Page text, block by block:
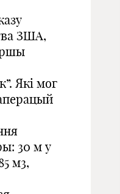
ЗША,
Які мог
30 м у
м3,